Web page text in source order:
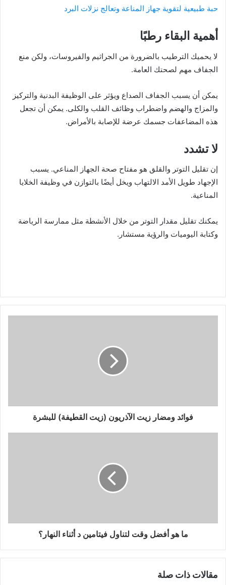
حبة طبيعية لتقوية جهاز المناعة وتعالج نزلات البرد
أهمية البقاء رطبًا
لا يحميك الترطيب بالضرورة من الجراثيم والفيروسات، ولكن منع
الجفاف مهم لصحتك العامة.
يمكن أن يسبب الجفاف الصداع ويؤثر على الوظيفة البدنية والتركيز
والمزاج والهضم واضطراب وظائف القلب والكلى. يمكن أن تجعل
هذه المضاعفات جسمك عرضة للإصابة بالأمراض.
لا تشدد
إن تقليل التوتر والقلق هو مفتاح صحة الجهاز المناعي. يسبب
الإجهاد طويل الأمد الالتهاب ويخل أيضًا بالتوازن في وظيفة الخلايا
المناعية.
يمكنك تقليل مقدار التوتر من خلال الأنشطة مثل ممارسة الرياضة
وكتابة اليوميات والرؤية مستشار.
فوائد ومضار زيت الآذريون (زيت القطيفة) للبشرة
ما هو أفضل وقت لتناول فيتامين د أثناء النهار؟
مقالات ذات صلة